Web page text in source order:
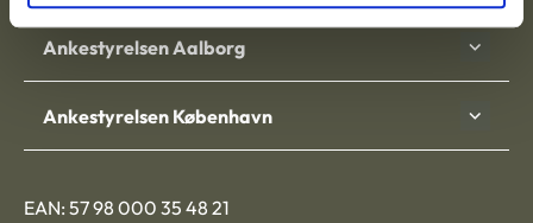
Ankestyrelsen Aalborg
Ankestyrelsen København
EAN: 57 98 000 35 48 21